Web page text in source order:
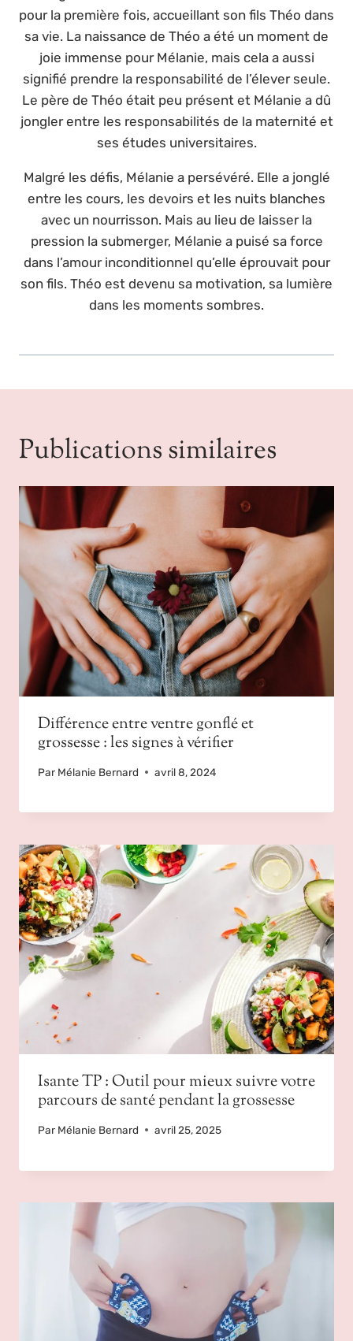
pour la première fois, accueillant son fils Théo dans
sa vie. La naissance de Théo a été un moment de
joie immense pour Mélanie, mais cela a aussi
signifié prendre la responsabilité de l’élever seule.
Le père de Théo était peu présent et Mélanie a dû
jongler entre les responsabilités de la maternité et
ses études universitaires.
Malgré les défis, Mélanie a persévéré. Elle a jonglé
entre les cours, les devoirs et les nuits blanches
avec un nourrisson. Mais au lieu de laisser la
pression la submerger, Mélanie a puisé sa force
dans l’amour inconditionnel qu’elle éprouvait pour
son fils. Théo est devenu sa motivation, sa lumière
dans les moments sombres.
Publications similaires
Différence entre ventre gonflé et
grossesse : les signes à vérifier
Par Mélanie Bernard avril 8, 2024
Isante TP : Outil pour mieux suivre votre
parcours de santé pendant la grossesse
Par Mélanie Bernard avril 25, 2025